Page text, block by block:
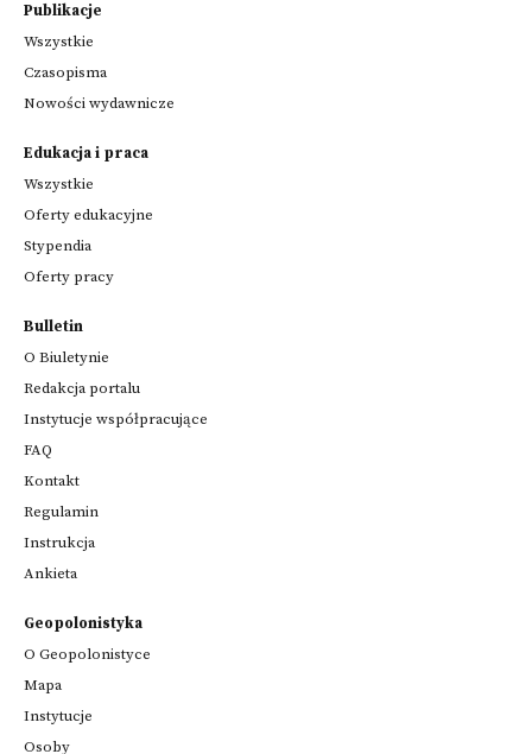
Publikacje
Wszystkie
Czasopisma
Nowości wydawnicze
Edukacja i praca
Wszystkie
Oferty edukacyjne
Stypendia
Oferty pracy
Bulletin
O Biuletynie
Redakcja portalu
Instytucje współpracujące
FAQ
Kontakt
Regulamin
Instrukcja
Ankieta
Geopolonistyka
O Geopolonistyce
Mapa
Instytucje
Osoby